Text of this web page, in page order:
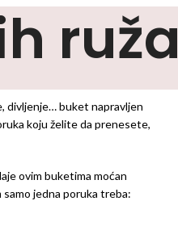
ruža
divljenje… buket napravljen
koju želite da prenesete,
ovim buketima moćan
samo jedna poruka treba: